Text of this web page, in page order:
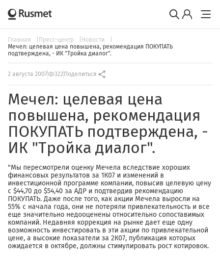
Главная Пресс-центр
Новости
Мечел: целевая цена повышена, рекомендация ПОКУПАТЬ
подтверждена, - ИК "Тройка диалог".
2 августа 2007 322 Поделиться
Мечел: целевая цена
повышена, рекомендация
ПОКУПАТЬ подтверждена, -
ИК "Тройка диалог".
"Мы пересмотрели оценку Мечела вследствие хороших
финансовых результатов за 1К07 и изменений в
инвестиционной программе компании, повысив целевую цену
с $44,70 до $54,40 за АДР и подтвердив рекомендацию
ПОКУПАТЬ. Даже после того, как акции Мечела выросли на
55% с начала года, они не потеряли привлекательность и все
еще значительно недооценены относительно сопоставимых
компаний. Недавняя коррекция на рынке дает еще одну
возможность инвестировать в эти акции по привлекательной
цене, а высокие показатели за 2К07, публикация которых
ожидается в октябре, должны стимулировать рост котировок.